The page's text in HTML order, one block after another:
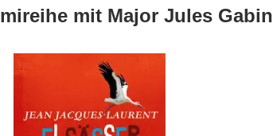
mit Major Jules Gabin